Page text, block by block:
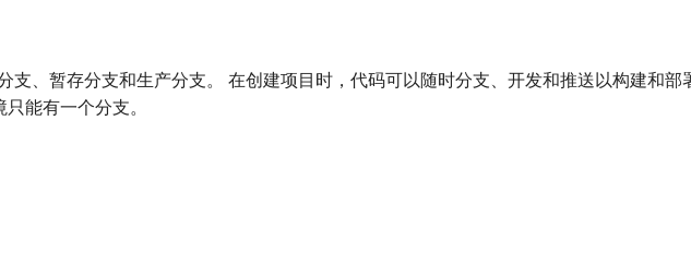
支、暂存分支和生产分支。 在创建项目时，代码可以随时分支、开发和推送以构建和部
能有一个分支。